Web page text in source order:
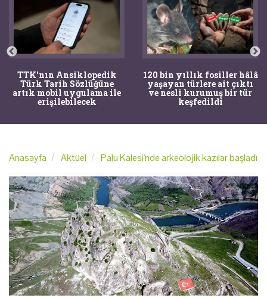
TTK'nın Ansiklopedik
Türk Tarih Sözlüğüne
artık mobil uygulama ile
erişilebilecek
120 bin yıllık fosiller hâlâ
yaşayan türlere ait çıktı
ve nesli kurumuş bir tür
keşfedildi
Anasayfa Aktüel Palu Kalesi'nde arkeolojik kazılar başladı